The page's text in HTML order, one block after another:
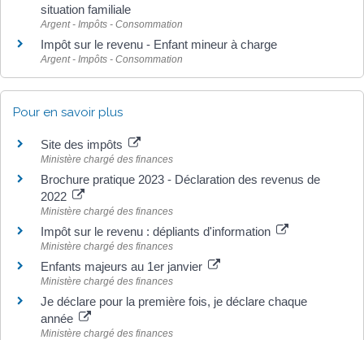
situation familiale
Argent - Impôts - Consommation
Impôt sur le revenu - Enfant mineur à charge
Argent - Impôts - Consommation
Pour en savoir plus
Site des impôts
Ministère chargé des finances
Brochure pratique 2023 - Déclaration des revenus de
2022
Ministère chargé des finances
Impôt sur le revenu : dépliants d'information
Ministère chargé des finances
Enfants majeurs au 1er janvier
Ministère chargé des finances
Je déclare pour la première fois, je déclare chaque
année
Ministère chargé des finances